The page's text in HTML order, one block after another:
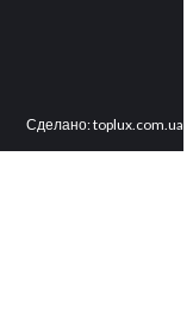
Сделано:toplux.com.ua